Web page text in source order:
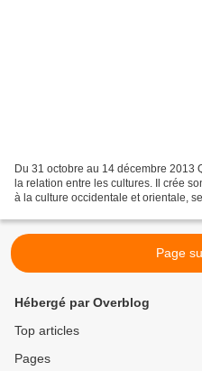
Du 31 octobre au 14 décembre
la relation entre les cultures. Il crée
à la culture occidentale et orientale,
Page
Hébergé par Overblog
Top articles
Pages